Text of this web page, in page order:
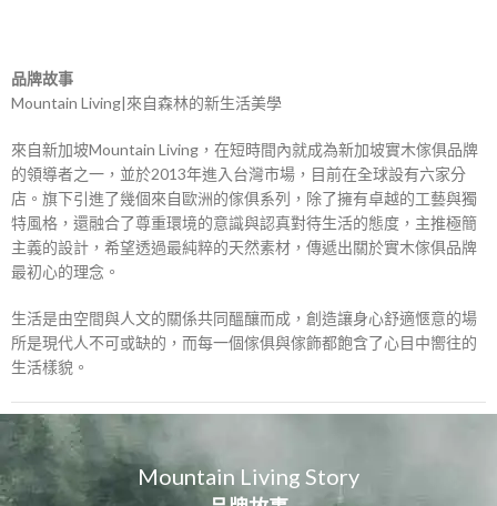
品牌故事
Mountain Living|來自森林的新生活美學
來自新加坡Mountain Living，在短時間內就成為新加坡實木傢俱品牌
的領導者之一，並於2013年進入台灣市場，目前在全球設有六家分
店。旗下引進了幾個來自歐洲的傢俱系列，除了擁有卓越的工藝與獨
特風格，還融合了尊重環境的意識與認真對待生活的態度，主推極簡
主義的設計，希望透過最純粹的天然素材，傳遞出關於實木傢俱品牌
最初心的理念。
生活是由空間與人文的關係共同醞釀而成，創造讓身心舒適愜意的場
所是現代人不可或缺的，而每一個傢俱與傢飾都飽含了心目中嚮往的
生活樣貌。
Mountain Living Story